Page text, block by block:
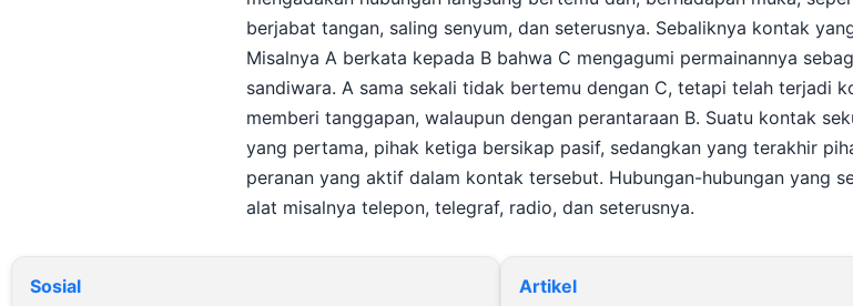
berjabat tangan, saling senyum, dan seterusnya. Sebaliknya kontak
Misalnya A berkata kepada B bahwa C mengagumi permainannya
sandiwara. A sama sekali tidak bertemu dengan C, tetapi telah terjadi
memberi tanggapan, walaupun dengan perantaraan B. Suatu kontak
yang pertama, pihak ketiga bersikap pasif, sedangkan yang terakhir
peranan yang aktif dalam kontak tersebut. Hubungan-hubungan yang
alat misalnya telepon, telegraf, radio, dan seterusnya.
Sosial Artikel